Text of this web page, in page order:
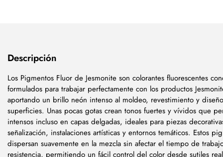
Descripción
Los Pigmentos Fluor de Jesmonite son colorantes fluorescentes
formulados para trabajar perfectamente con los productos
aportando un brillo neón intenso al moldeo, revestimiento y
superficies. Unas pocas gotas crean tonos fuertes y vívidos que
intensos incluso en capas delgadas, ideales para piezas
señalización, instalaciones artísticas y entornos temáticos. Estos
dispersan suavemente en la mezcla sin afectar el tiempo de
resistencia, permitiendo un fácil control del color desde sutiles